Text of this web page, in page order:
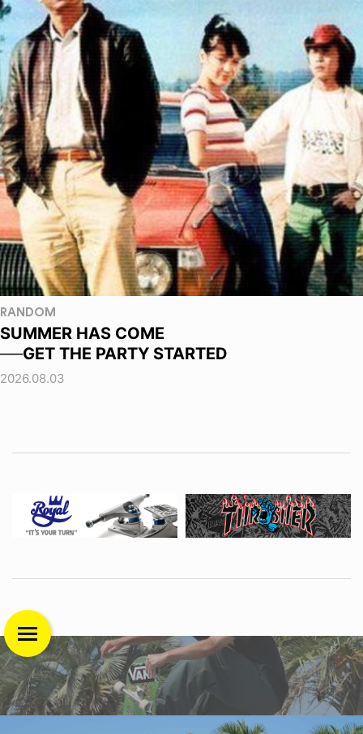
RANDOM
SUMMER HAS COME
──GET THE PARTY STARTED
2026.08.03